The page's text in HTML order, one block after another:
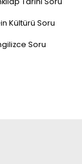
Kültürü Soru
Soru